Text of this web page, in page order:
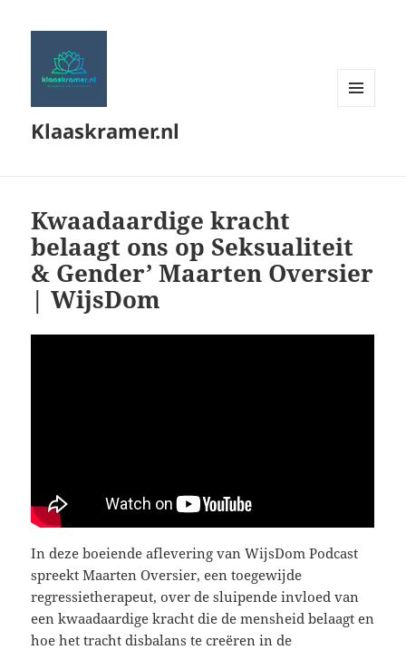
Klaaskramer.nl
Kwaadaardige kracht
belaagt ons op Seksualiteit
& Gender’ Maarten Oversier
| WijsDom
In deze boeiende aflevering van WijsDom Podcast
spreekt Maarten Oversier, een toegewijde
regressietherapeut, over de sluipende invloed van
een kwaadaardige kracht die de mensheid belaagt en
hoe het tracht disbalans te creëren in de